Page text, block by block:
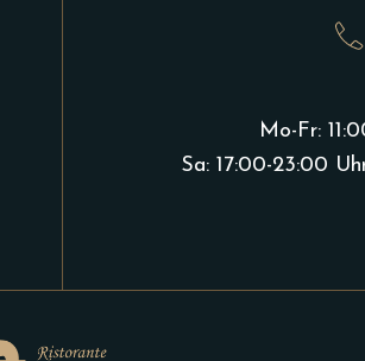
Mo-Fr:
Sa: 17:00-23:00